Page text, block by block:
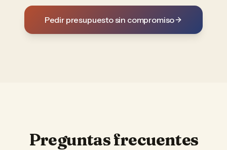
Pedir presupuesto sin compromiso
Preguntas frecuentes